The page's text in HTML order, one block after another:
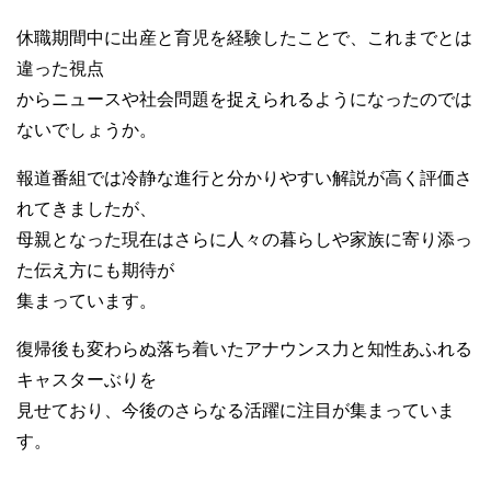
休職期間中に出産と育児を経験したことで、これまでとは
違った視点
からニュースや社会問題を捉えられるようになったのでは
ないでしょうか。
報道番組では冷静な進行と分かりやすい解説が高く評価さ
れてきましたが、
母親となった現在はさらに人々の暮らしや家族に寄り添っ
た伝え方にも期待が
集まっています。
復帰後も変わらぬ落ち着いたアナウンス力と知性あふれる
キャスターぶりを
見せており、今後のさらなる活躍に注目が集まっていま
す。